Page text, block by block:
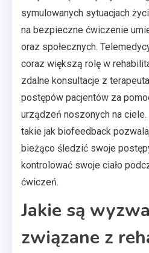
symulowanych sytuacjach
na bezpieczne ćwiczenie
oraz społecznych.
coraz większą rolę w
zdalne konsultacje z
postępów pacjentów za
urządzeń noszonych na
takie jak biofeedback
bieżąco śledzić swoje
kontrolować swoje ciało
ćwiczeń.
Jakie są
związane z